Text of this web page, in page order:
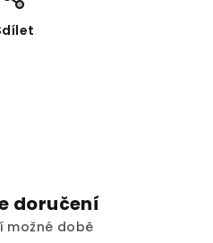
doručení
možné době